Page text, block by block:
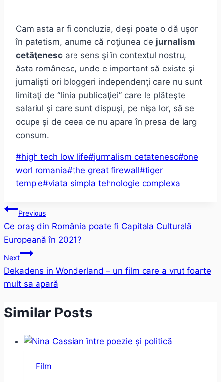
Cam asta ar fi concluzia, deşi poate o dă uşor
în patetism, anume că noţiunea de jurnalism
cetăţenesc are sens şi în contextul nostru,
ăsta românesc, unde e important să existe şi
jurnalişti ori bloggeri independenţi care nu sunt
limitaţi de “linia publicaţiei” care le plăteşte
salariul şi care sunt dispuşi, pe nişa lor, să se
ocupe şi de ceea ce nu apare în presa de larg
consum.
Post
Tags:
#high tech low life#jurmalism cetatenesc#one
worl romania#the great firewall#tiger
temple#viata simpla tehnologie complexa
Post
navigation
Previous
Ce oraş din România poate fi Capitala Culturală
Europeană în 2021?
Next
Dekadens in Wonderland – un film care a vrut foarte
mult sa apară
Similar Posts
Film